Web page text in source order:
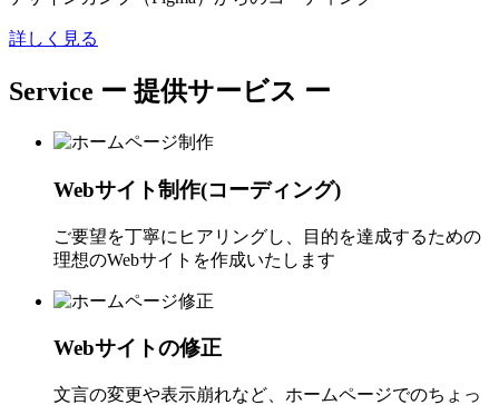
詳しく見る
Service ー 提供サービス ー
Webサイト制作(コーディング)
ご要望を丁寧にヒアリングし、目的を達成するための
理想のWebサイトを作成いたします
Webサイトの修正
文言の変更や表示崩れなど、ホームページでのちょっ